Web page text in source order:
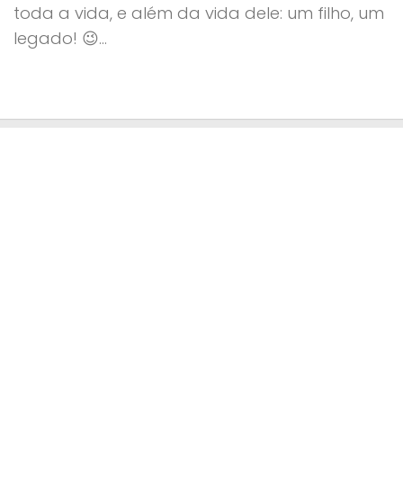
toda a vida, e além da vida dele: um filho, um
legado! 😉...